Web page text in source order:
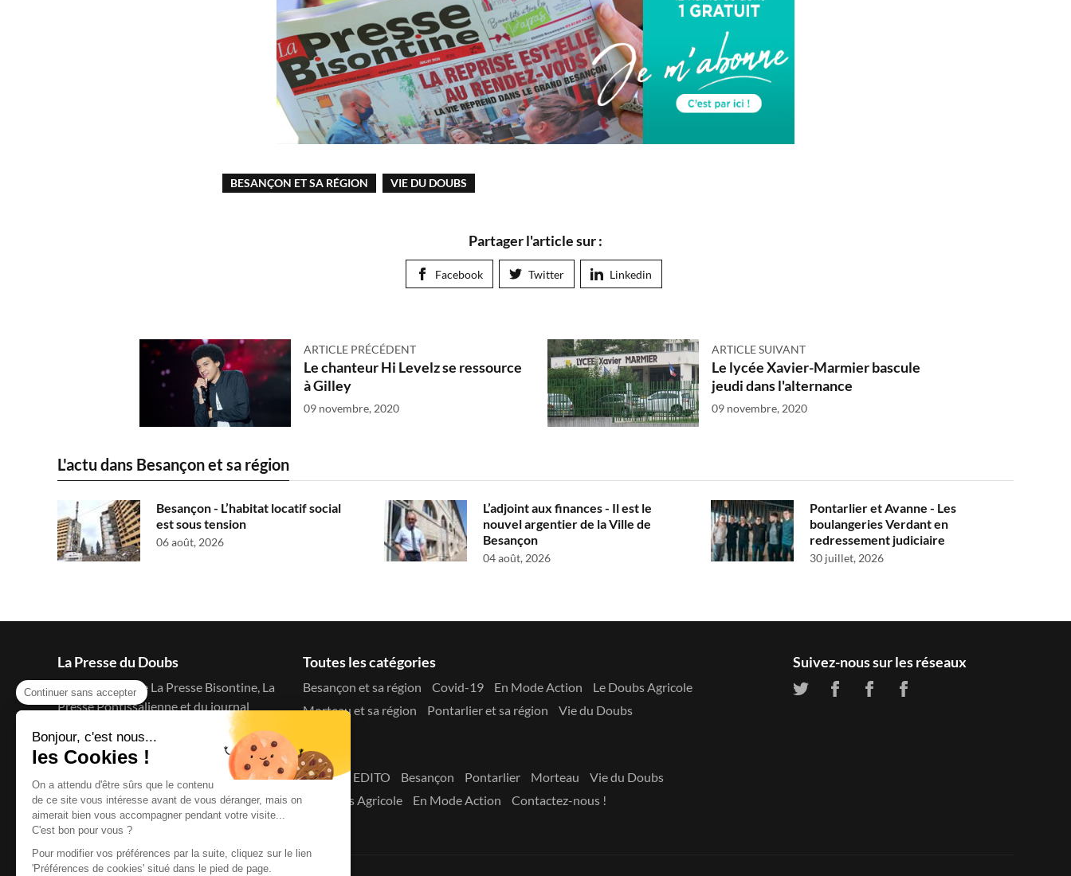
Continuer sans accepter
Bonjour, c'est nous...
les Cookies !
On a attendu d'être sûrs que le contenu
de ce site vous intéresse avant de vous déranger, mais on
aimerait bien vous accompagner pendant votre visite...
C'est bon pour vous ?
Pour modifier vos préférences par la suite, cliquez sur le lien
'Préférences de cookies' situé dans le pied de page.
BESANÇON ET SA RÉGION VIE DU DOUBS
Partager l'article sur :
Facebook Twitter Linkedin
ARTICLE PRÉCÉDENT
Le chanteur Hi Levelz se ressource
à Gilley
09 novembre, 2020
ARTICLE SUIVANT
Le lycée Xavier-Marmier bascule
jeudi dans l'alternance
09 novembre, 2020
L'actu dans Besançon et sa région
Besançon - L’habitat locatif social
est sous tension
06 août, 2026
L’adjoint aux finances - Il est le
nouvel argentier de la Ville de
Besançon
04 août, 2026
Pontarlier et Avanne - Les
boulangeries Verdant en
redressement judiciaire
30 juillet, 2026
La Presse du Doubs
Le blog d'actu de La Presse Bisontine, La
Presse Pontissalienne et du journal
Toutes les catégories
Besançon et sa région Covid-19 En Mode Action
Le Doubs Agricole
Morteau et sa région
Pontarlier et sa région Vie du Doubs
Menu
Accueil EDITO Besançon Pontarlier Morteau
Vie du Doubs
Le Doubs Agricole
En Mode Action Contactez-nous !
Suivez-nous sur les réseaux